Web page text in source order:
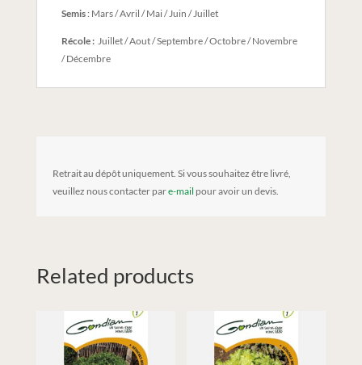
Semis: Mars / Avril / Mai / Juin / Juillet
Récole :Juillet / Aout / Septembre / Octobre / Novembre
/ Décembre
Retrait au dépôt uniquement. Si vous souhaitez être livré,
veuillez nous contacter pare-mail pour avoir un devis.
Related products